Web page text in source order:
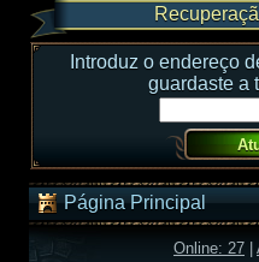
Introduz o endereço
guardaste a
Página Principal
Online: 27